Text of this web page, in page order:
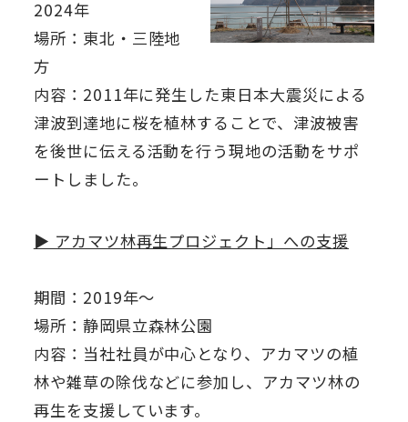
2024年
場所：東北・三陸地
方
内容：2011年に発生した東日本大震災による
津波到達地に桜を植林することで、津波被害
を後世に伝える活動を行う現地の活動をサポ
ートしました。
▶ アカマツ林再生プロジェクト」への支援
期間：2019年～
場所：静岡県立森林公園
内容：当社社員が中心となり、アカマツの植
林や雑草の除伐などに参加し、アカマツ林の
再生を支援しています。